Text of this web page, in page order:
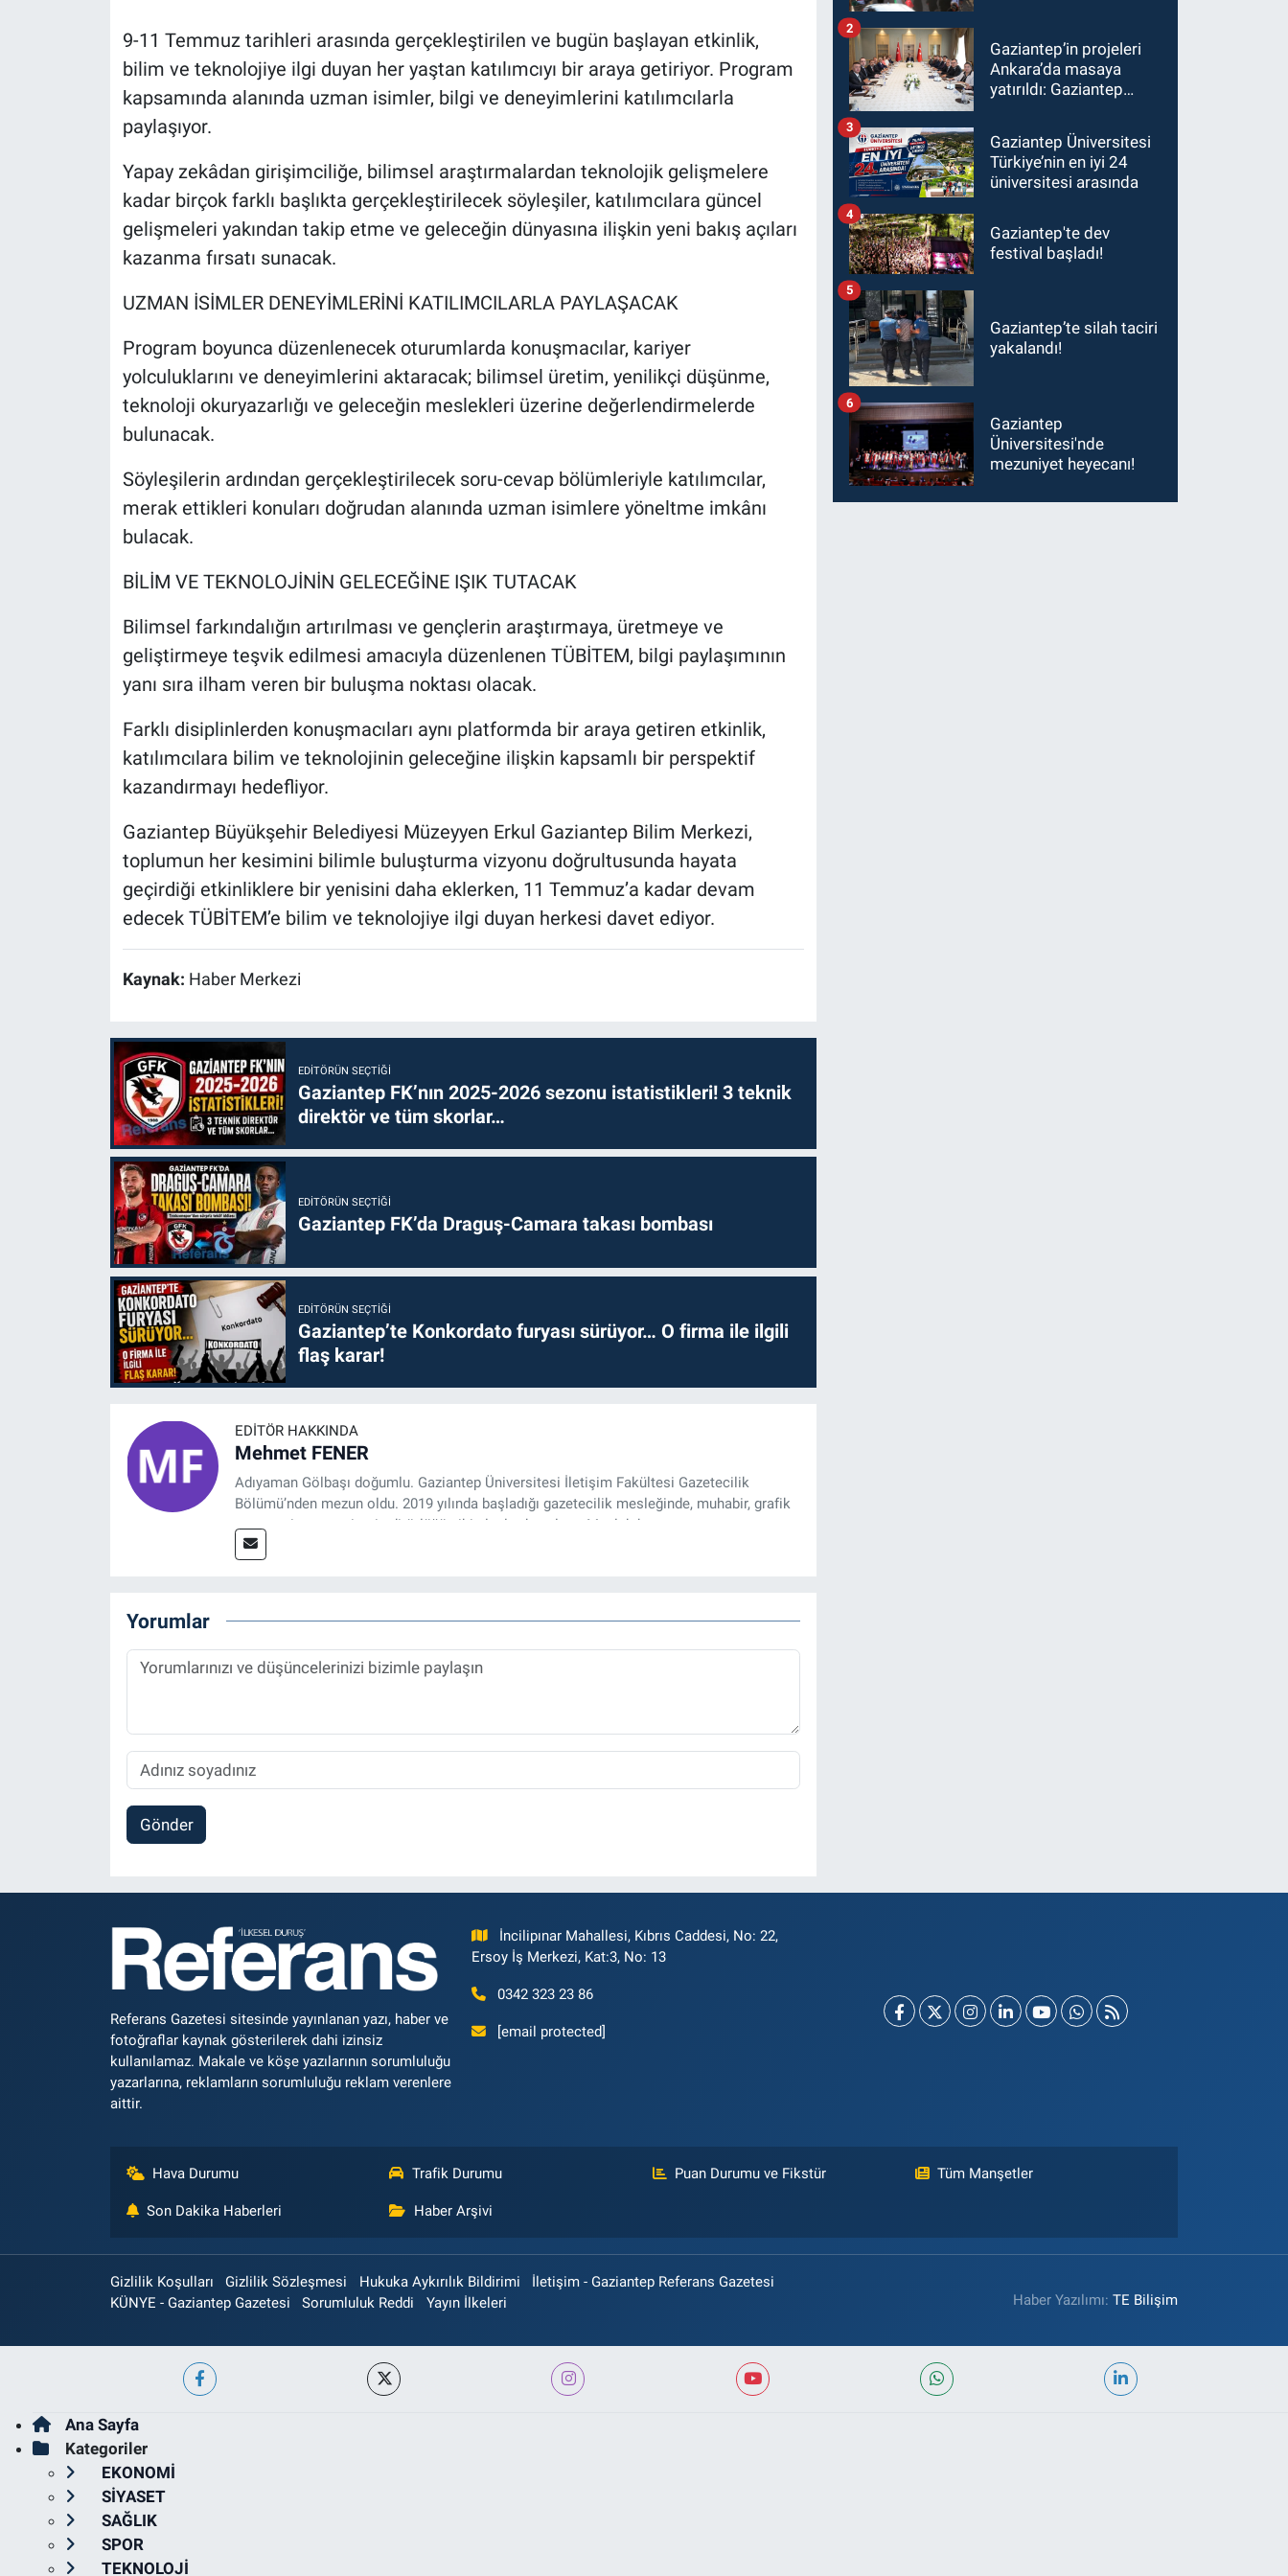
9-11 Temmuz tarihleri arasında gerçekleştirilen ve bugün başlayan etkinlik,
bilim ve teknolojiye ilgi duyan her yaştan katılımcıyı bir araya getiriyor. Program
kapsamında alanında uzman isimler, bilgi ve deneyimlerini katılımcılarla
paylaşıyor.
Yapay zekâdan girişimciliğe, bilimsel araştırmalardan teknolojik gelişmelere
kadar birçok farklı başlıkta gerçekleştirilecek söyleşiler, katılımcılara güncel
gelişmeleri yakından takip etme ve geleceğin dünyasına ilişkin yeni bakış açıları
kazanma fırsatı sunacak.
UZMAN İSİMLER DENEYİMLERİNİ KATILIMCILARLA PAYLAŞACAK
Program boyunca düzenlenecek oturumlarda konuşmacılar, kariyer
yolculuklarını ve deneyimlerini aktaracak; bilimsel üretim, yenilikçi düşünme,
teknoloji okuryazarlığı ve geleceğin meslekleri üzerine değerlendirmelerde
bulunacak.
Söyleşilerin ardından gerçekleştirilecek soru-cevap bölümleriyle katılımcılar,
merak ettikleri konuları doğrudan alanında uzman isimlere yöneltme imkânı
bulacak.
BİLİM VE TEKNOLOJİNİN GELECEĞİNE IŞIK TUTACAK
Bilimsel farkındalığın artırılması ve gençlerin araştırmaya, üretmeye ve
geliştirmeye teşvik edilmesi amacıyla düzenlenen TÜBİTEM, bilgi paylaşımının
yanı sıra ilham veren bir buluşma noktası olacak.
Farklı disiplinlerden konuşmacıları aynı platformda bir araya getiren etkinlik,
katılımcılara bilim ve teknolojinin geleceğine ilişkin kapsamlı bir perspektif
kazandırmayı hedefliyor.
Gaziantep Büyükşehir Belediyesi Müzeyyen Erkul Gaziantep Bilim Merkezi,
toplumun her kesimini bilimle buluşturma vizyonu doğrultusunda hayata
geçirdiği etkinliklere bir yenisini daha eklerken, 11 Temmuz’a kadar devam
edecek TÜBİTEM’e bilim ve teknolojiye ilgi duyan herkesi davet ediyor.
Kaynak: Haber Merkezi
EDITÖRÜN SEÇTIĞI
Gaziantep FK’nın 2025-2026 sezonu istatistikleri! 3 teknik
direktör ve tüm skorlar…
EDITÖRÜN SEÇTIĞI
Gaziantep FK’da Draguş-Camara takası bombası
EDITÖRÜN SEÇTIĞI
Gaziantep’te Konkordato furyası sürüyor… O firma ile ilgili
flaş karar!
EDITÖR HAKKINDA
Mehmet FENER
Adıyaman Gölbaşı doğumlu. Gaziantep Üniversitesi İletişim Fakültesi Gazetecilik
Bölümü’nden mezun oldu. 2019 yılında başladığı gazetecilik mesleğinde, muhabir, grafik
tasarım, internet sitesi editörlüğü gibi alanlarda çalıştı. Meslek hayatına
Referansgazetesi.com.tr’de yazı işleri müdürü ve “Güncel, Spor ve Teknolojiden Sorumlu
Yorumlar
Gönder
Gaziantep’in projeleri
Ankara’da masaya
yatırıldı: Gaziantep
Şimşek’e ziyaret!
2
Gaziantep Üniversitesi
Türkiye’nin en iyi 24
üniversitesi arasında
3
Gaziantep'te dev
festival başladı!
4
Gaziantep’te silah taciri
yakalandı!
5
Gaziantep
Üniversitesi'nde
mezuniyet heyecanı!
6
Referans Gazetesi sitesinde yayınlanan yazı, haber ve
fotoğraflar kaynak gösterilerek dahi izinsiz
kullanılamaz. Makale ve köşe yazılarının sorumluluğu
yazarlarına, reklamların sorumluluğu reklam verenlere
aittir.
İncilipınar Mahallesi, Kıbrıs Caddesi, No: 22,
Ersoy İş Merkezi, Kat:3, No: 13
0342 323 23 86
[email protected]
Hava Durumu Trafik Durumu Puan Durumu ve Fikstür Tüm Manşetler
Son Dakika Haberleri Haber Arşivi
Gizlilik Koşulları Gizlilik Sözleşmesi Hukuka Aykırılık Bildirimi
İletişim - Gaziantep Referans Gazetesi
KÜNYE - Gaziantep Gazetesi
Sorumluluk Reddi Yayın İlkeleri Haber Yazılımı:TE Bilişim
Ana Sayfa
Kategoriler
EKONOMİ
SİYASET
SAĞLIK
SPOR
TEKNOLOJİ